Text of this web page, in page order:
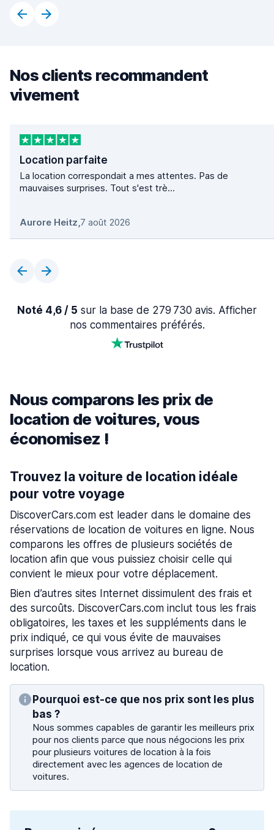
Nos clients recommandent
vivement
Location parfaite
La location correspondait a mes attentes. Pas de
mauvaises surprises. Tout s'est trè...
Aurore Heitz,7 août 2026
Noté 4,6 / 5 sur la base de 279 730 avis. Afficher
nos commentaires préférés.
Nous comparons les prix de
location de voitures, vous
économisez !
Trouvez la voiture de location idéale
pour votre voyage
DiscoverCars.com est leader dans le domaine des
réservations de location de voitures en ligne. Nous
comparons les offres de plusieurs sociétés de
location afin que vous puissiez choisir celle qui
convient le mieux pour votre déplacement.
Bien d’autres sites Internet dissimulent des frais et
des surcoûts. DiscoverCars.com inclut tous les frais
obligatoires, les taxes et les suppléments dans le
prix indiqué, ce qui vous évite de mauvaises
surprises lorsque vous arrivez au bureau de
location.
Pourquoi est-ce que nos prix sont les plus
bas ?
Nous sommes capables de garantir les meilleurs prix
pour nos clients parce que nous négocions les prix
pour plusieurs voitures de location à la fois
directement avec les agences de location de
voitures.